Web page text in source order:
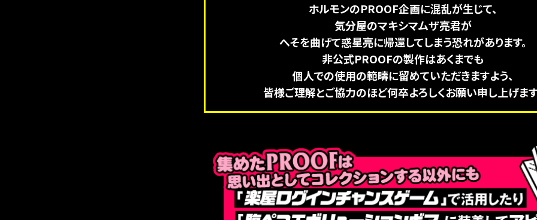
ホルモンのPROOF企画に混乱が生じて、
気分屋のマキシマムザ亮君が
へそを曲げて惑星亮に帰還してしまう恐れがあります。
非公式PROOFの製作はあくまでも
個人での使用の範疇に留めていただきますよう、
皆様ご理解とご協力のほど何卒よろしくお願い申し上げます